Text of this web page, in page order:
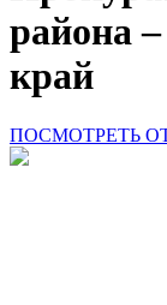
района
край
ПОСМОТРЕТЬ